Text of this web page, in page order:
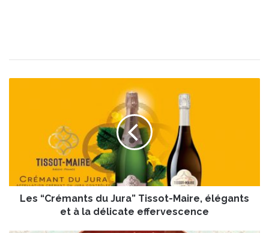
a
Les “Crémants du Jura” Tissot-Maire, élégants
et à la délicate effervescence